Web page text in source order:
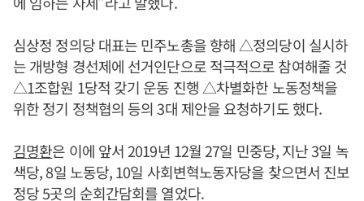
심상정 정의당 대표는 민주노총을 향해 △정의당이 실시하
는 개방형 경선제에 선거인단으로 적극적으로 참여해줄 것
△1조합원 1당적 갖기 운동 진행 △차별화한 노동정책을
위한 정기 정책협의 등의 3대 제안을 요청하기도 했다.
김명환은 이에 앞서 2019년 12월 27일 민중당, 지난 3일 녹
색당, 8일 노동당, 10일 사회변혁노동자당을 찾으면서 진보
정당 5곳의 순회간담회를 열었다.